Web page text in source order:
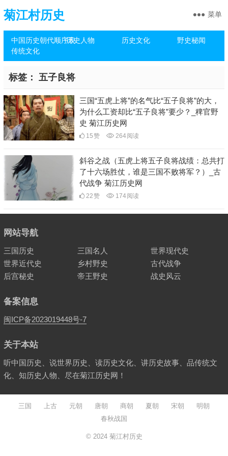
菊江村历史
中国历史朝代顺序表历史人物 历史文化
野史秘闻
传统文化
菜单
标签： 五子良将
三国“五虎上将”的名气比“五子良将”的大，
为什么工资却比“五子良将”要少？_稗官野
史 菊江历史网
15赞 264阅读
斜谷之战（五虎上将五子良将战绩：总共打
了十六场胜仗，谁是三国不败将军？）_古
代战争 菊江历史网
22赞 174阅读
网站导航
三国历史 三国名人
世界现代史
世界近代史
乡村野史
古代战争
后宫秘史
帝王野史 战史风云
备案信息
闽ICP备2023019448号-7
关于本站
听中国历史、说世界历史、读历史文化、讲历史故事、品传统文
化、知历史人物、尽在菊江历史网！
三国 上古 元朝 唐朝 商朝 夏朝 宋朝
明朝
春秋战国
© 2024 菊江村历史